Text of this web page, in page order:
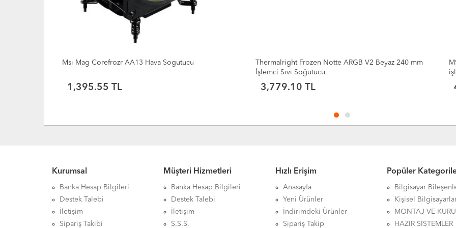
Msı Mag Corefrozr AA13 Hava Sogutucu
1,395.55 TL
Thermalright Frozen Notte ARGB V2 Beyaz 240 mm
İşlemci Sıvı Soğutucu
3,779.10 TL
MSI MAG
işlemci Sıv
Kurumsal
Banka Hesap Bilgileri
Destek Talebi
İletişim
Sipariş Takibi
Müşteri Hizmetleri
Banka Hesap Bilgileri
Destek Talebi
İletişim
S.S.S.
Hızlı Erişim
Anasayfa
Yeni Ürünler
İndirimdeki Ürünler
Sipariş Takip
Popüler
Bilgisayar
Kişisel
MONTAJ VE
HAZIR SİSTEMLER